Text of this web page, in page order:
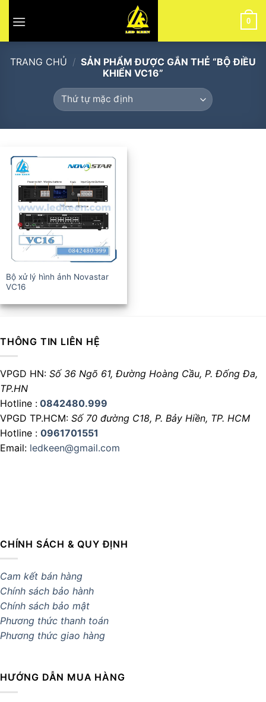
0
TRANG CHỦ / SẢN PHẨM ĐƯỢC GẮN THẺ “BỘ ĐIỀU
KHIỂN VC16”
Bộ xử lý hình ảnh Novastar
VC16
THÔNG TIN LIÊN HỆ
VPGD HN: Số 36 Ngõ 61, Đường Hoàng Cầu, P. Đống Đa,
TP.HN
Hotline : 0842480.999
VPGD TP.HCM: Số 70 đường C18, P. Bảy Hiền, TP. HCM
Hotline : 0961701551
Email: ledkeen@gmail.com
CHÍNH SÁCH & QUY ĐỊNH
Cam kết bán hàng
Chính sách bảo hành
Chính sách bảo mật
Phương thức thanh toán
Phương thức giao hàng
HƯỚNG DẪN MUA HÀNG